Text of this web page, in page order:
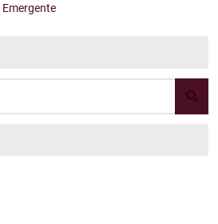
Emergente